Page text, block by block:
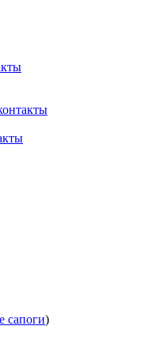
сапоги)